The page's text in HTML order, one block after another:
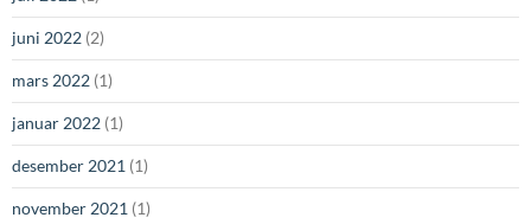
juni 2022 (2)
mars 2022 (1)
januar 2022 (1)
desember 2021 (1)
november 2021 (1)